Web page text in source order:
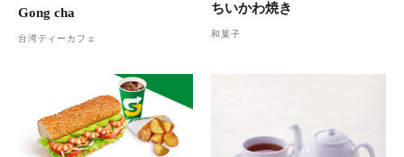
Gong cha
台湾ティーカフェ
ちいかわ焼き
和菓子